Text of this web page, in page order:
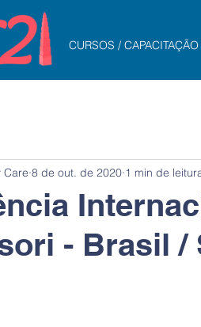
CURSOS / CAPACITAÇÃO
- Brasil /
Care 8 de out. de 2020 1 min de